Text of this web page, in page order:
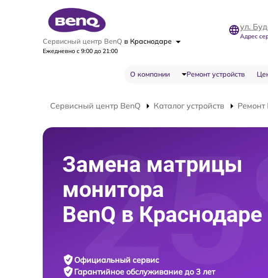
Сервисный центр BenQ в Краснодаре
Ежедневно с 9:00 до 21:00
ул.
Адрес
О компании Ремонт устройств
Сервисный центр BenQ Каталог устройств Ремонт
Замена матрицы
монитора
BenQ в Краснодаре
Официальный сервис
Гарантийное обслуживание до 3 лет